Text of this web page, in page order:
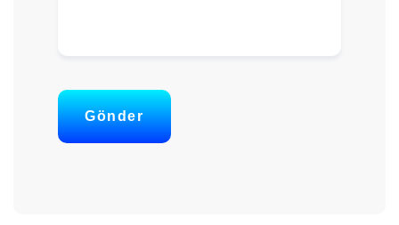
Gönder